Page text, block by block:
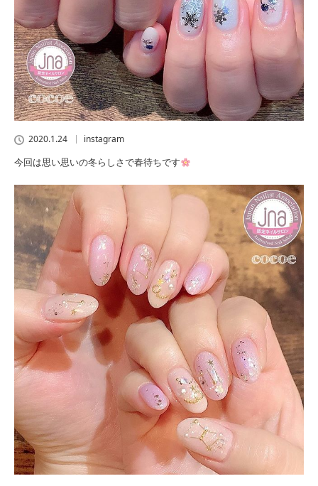
2020.1.24 instagram
今回は思い思いの冬らしさで春待ちです